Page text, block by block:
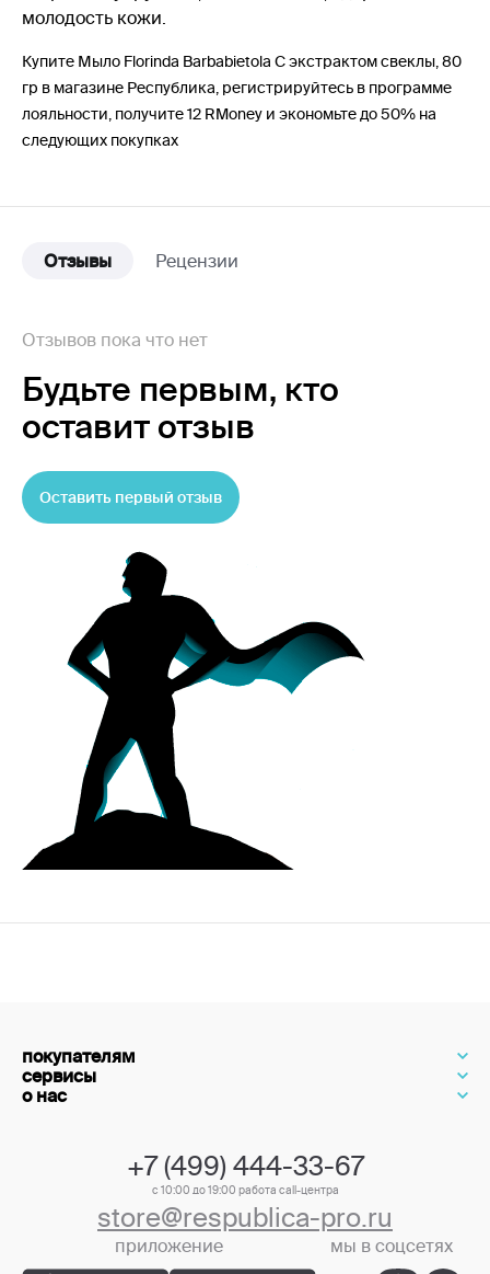
молодость кожи.
Купите Мыло Florinda Barbabietola C экстрактом свеклы, 80
гр в магазине Республика, регистрируйтесь в программе
лояльности, получите 12 RMoney и экономьте до 50% на
следующих покупках
Отзывы Рецензии
Отзывов пока что нет
Будьте первым, кто
оставит отзыв
Оставить первый отзыв
покупателям
сервисы
о нас
+7 (499) 444-33-67
с 10:00 до 19:00 работа call-центра
store@respublica-pro.ru
приложение мы в соцсетях